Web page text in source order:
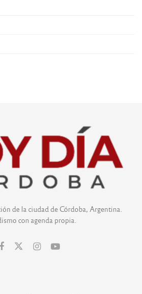
de la ciudad de Córdoba, Argentina.
con agenda propia.